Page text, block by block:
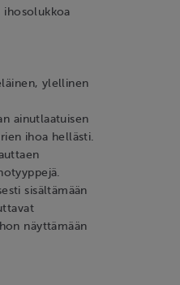
ylellinen
ainutlaatuisen
ihoa hellästi.
sisältämään
näyttämään